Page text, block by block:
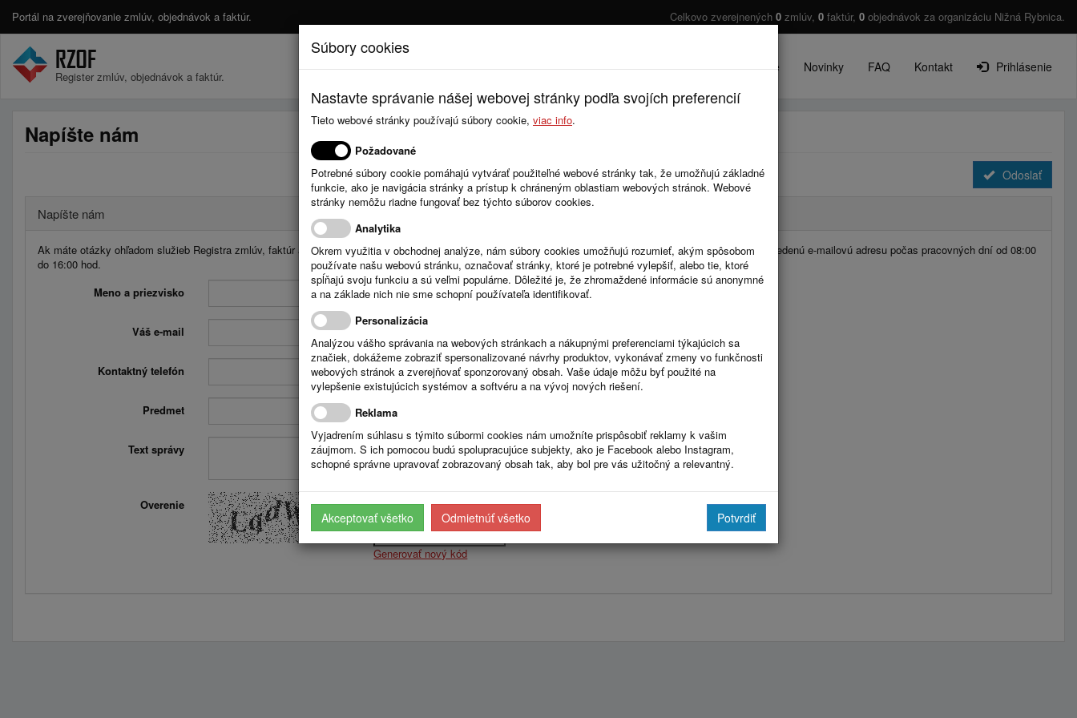
Portál na zverejňovanie zmlúv, objednávok a faktúr. Celkovo zverejnených 0 zmlúv, 0 faktúr, 0 objednávok za organizáciu Nižná Rybnica.
Register zmlúv, objednávok a faktúr.
Úvod Cenník O projekte Novinky FAQ Kontakt Prihlásenie
Napíšte nám
Odoslať
Napíšte nám
Ak máte otázky ohľadom služieb Registra zmlúv, faktúr a objednávok, stačí vyplniť a odoslať formulár Napíšte nám. Odpoveď Vám zašleme priamo na Vami uvedenú e-mailovú adresu počas pracovných dní od 08:00
do 16:00 hod.
Meno a priezvisko
Váš e-mail
Kontaktný telefón
Predmet
Text správy
Overenie
Opište kód z obrázku
Generovať nový kód
Súbory cookies
Nastavte správanie nášej webovej stránky podľa svojích preferencií
Tieto webové stránky používajú súbory cookie, viac info.
Požadované
Potrebné súbory cookie pomáhajú vytvárať použiteľné webové stránky tak, že umožňujú základné
funkcie, ako je navigácia stránky a prístup k chráneným oblastiam webových stránok. Webové
stránky nemôžu riadne fungovať bez týchto súborov cookies.
Analytika
Okrem využitia v obchodnej analýze, nám súbory cookies umožňujú rozumieť, akým spôsobom
používate našu webovú stránku, označovať stránky, ktoré je potrebné vylepšiť, alebo tie, ktoré
spĺňajú svoju funkciu a sú veľmi populárne. Dôležité je, že zhromaždené informácie sú anonymné
a na základe nich nie sme schopní používateľa identifikovať.
Personalizácia
Analýzou vášho správania na webových stránkach a nákupnými preferenciami týkajúcich sa
značiek, dokážeme zobraziť spersonalizované návrhy produktov, vykonávať zmeny vo funkčnosti
webových stránok a zverejňovať sponzorovaný obsah. Vaše údaje môžu byť použité na
vylepšenie existujúcich systémov a softvéru a na vývoj nových riešení.
Reklama
Vyjadrením súhlasu s týmito súbormi cookies nám umožníte prispôsobiť reklamy k vašim
záujmom. S ich pomocou budú spolupracujúce subjekty, ako je Facebook alebo Instagram,
schopné správne upravovať zobrazovaný obsah tak, aby bol pre vás užitočný a relevantný.
Akceptovať všetko Odmietnúť všetko Potvrdiť